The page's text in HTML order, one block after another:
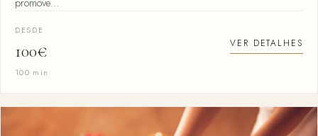
DESDE
100€ VER DETALHES
100 min